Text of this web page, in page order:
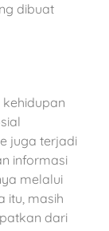
dibuat
juga terjadi
informasi
melalui
itu, masih
dari